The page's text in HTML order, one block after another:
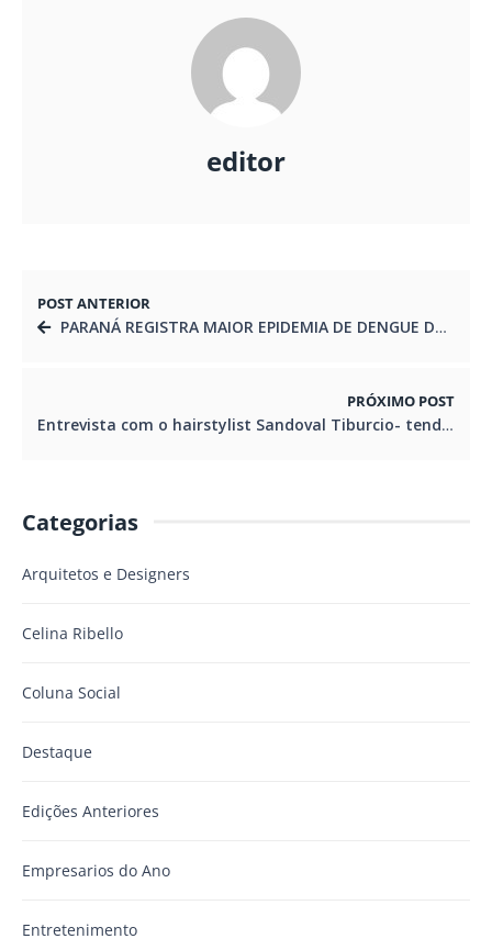
editor
POST ANTERIOR
PARANÁ REGISTRA MAIOR EPIDEMIA DE DENGUE DA HISTÓRIA
PRÓXIMO POST
Entrevista com o hairstylist Sandoval Tiburcio- tendência de cortes e estilo Chanel 2020
Categorias
Arquitetos e Designers
Celina Ribello
Coluna Social
Destaque
Edições Anteriores
Empresarios do Ano
Entretenimento